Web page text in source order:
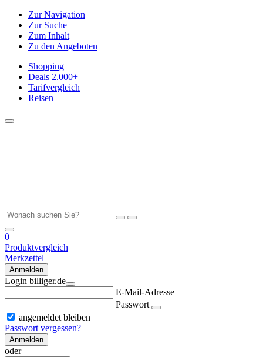
Zur Navigation
Zur Suche
Zum Inhalt
Zu den Angeboten
Shopping
Deals 2.000+
Tarifvergleich
Reisen
0
Produktvergleich
Merkzettel
Anmelden
Login billiger.de
E-Mail-Adresse
Passwort
angemeldet bleiben
Passwort vergessen?
Anmelden
oder